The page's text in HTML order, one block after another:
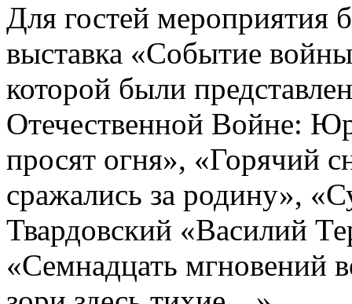
Для гостей мероприятия
выставка «Событие
которой были
Отечественной Войне:
просят огня», «Горячий
сражались за родину»,
Твардовский «Василий
«Семнадцать мгновений